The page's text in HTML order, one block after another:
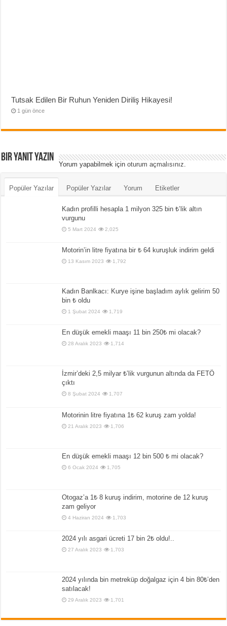
Tutsak Edilen Bir Ruhun Yeniden Diriliş Hikayesi!
1 gün önce
Bir yanıt yazın
Yorum yapabilmek içinoturum açmalısınız
Popüler Yazılar Popüler Yazılar Yorum Etiketler
Kadın profilli hesapla 1 milyon 325 bin ₺’lik altın
vurgunu
5 Mart 2024 2,025
Motorin’in litre fiyatına bir ₺ 64 kuruşluk indirim geldi
13 Kasım 2023 1,792
Kadın Banlkacı: Kurye işine başladım aylık gelirim 50
bin ₺ oldu
1 Şubat 2024 1,719
En düşük emekli maaşı 11 bin 250₺ mi olacak?
28 Aralık 2023 1,714
İzmir’deki 2,5 milyar ₺’lik vurgunun altında da FETÖ
çıktı
8 Şubat 2024 1,707
Motorinin litre fiyatına 1₺ 62 kuruş zam yolda!
21 Aralık 2023 1,706
En düşük emekli maaşı 12 bin 500 ₺ mi olacak?
6 Ocak 2024 1,705
Otogaz’a 1₺ 8 kuruş indirim, motorine de 12 kuruş
zam geliyor
4 Haziran 2024 1,703
2024 yılı asgari ücreti 17 bin 2₺ oldu!..
27 Aralık 2023 1,703
2024 yılında bin metreküp doğalgaz için 4 bin 80₺’den
satılacak!
29 Aralık 2023 1,701